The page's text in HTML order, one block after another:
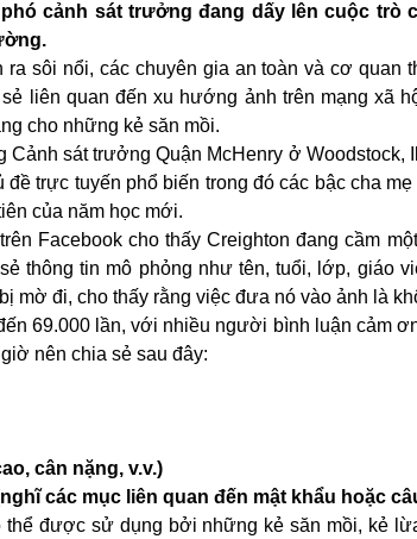
cảnh sát trưởng đang dấy lên cuộc trò
sôi nổi, các chuyên gia an toàn và cơ quan
liên quan đến xu hướng ảnh trên mạng xã
cho những kẻ săn mồi.
Cảnh sát trưởng Quận McHenry ở Woodstock,
đề trực tuyến phổ biến trong đó các bậc cha
của năm học mới.
Facebook cho thấy Creighton đang cầm
thông tin mô phỏng như tên, tuổi, lớp, giáo
mờ đi, cho thấy rằng việc đưa nó vào ảnh là
69.000 lần, với nhiều người bình luận cảm
nên chia sẻ sau đây:
cân nặng, v.v.)
các mục liên quan đến mật khẩu hoặc
thể được sử dụng bởi những kẻ săn mồi, kẻ